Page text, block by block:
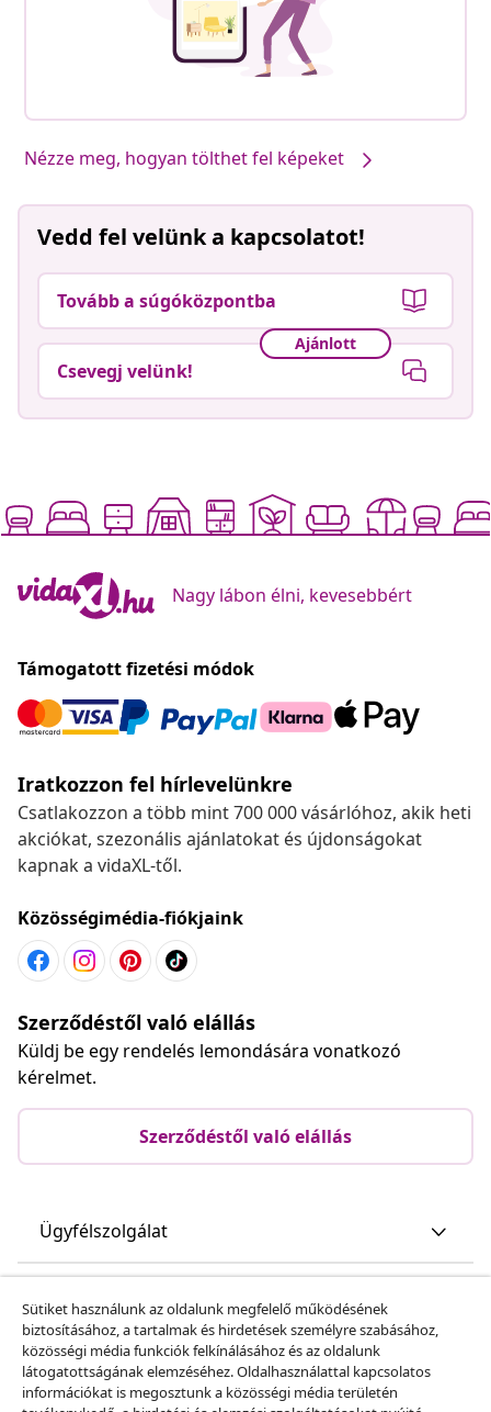
Nézze meg, hogyan tölthet fel képeket
Vedd fel velünk a kapcsolatot!
Tovább a súgóközpontba
Ajánlott
Csevegj velünk!
Nagy lábon élni, kevesebbért
Támogatott fizetési módok
Iratkozzon fel hírlevelünkre
Csatlakozzon a több mint 700 000 vásárlóhoz, akik heti
akciókat, szezonális ajánlatokat és újdonságokat
kapnak a vidaXL-től.
Közösségimédia-fiókjaink
Szerződéstől való elállás
Küldj be egy rendelés lemondására vonatkozó
kérelmet.
Szerződéstől való elállás
Ügyfélszolgálat
vidaXL
Sütiket használunk az oldalunk megfelelő működésének
biztosításához, a tartalmak és hirdetések személyre szabásához,
közösségi média funkciók felkínálásához és az oldalunk
látogatottságának elemzéséhez. Oldalhasználattal kapcsolatos
információkat is megosztunk a közösségi média területén